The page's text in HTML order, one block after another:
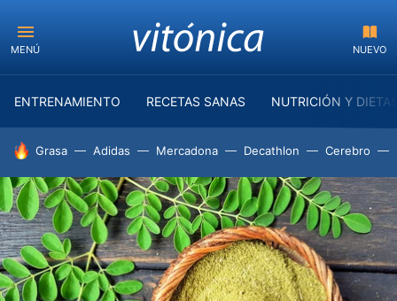
MENÚ NUEVO
ENTRENAMIENTO RECETAS SANAS NUTRICIÓN Y
HOY SE HABLA DE
Grasa Adidas Mercadona Decathlon Cerebro